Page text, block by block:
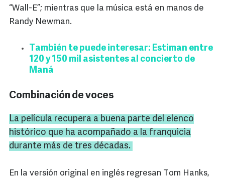
“Wall-E”; mientras que la música está en manos de
Randy Newman.
También te puede interesar: Estiman entre
120 y 150 mil asistentes al concierto de
Maná
Combinación de voces
La película recupera a buena parte del elenco
histórico que ha acompañado a la franquicia
durante más de tres décadas.
En la versión original en inglés regresan Tom Hanks,